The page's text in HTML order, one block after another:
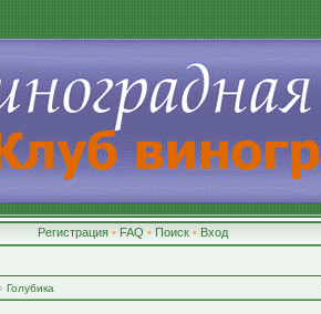
Регистрация • FAQ • Поиск • Вход
Голубика